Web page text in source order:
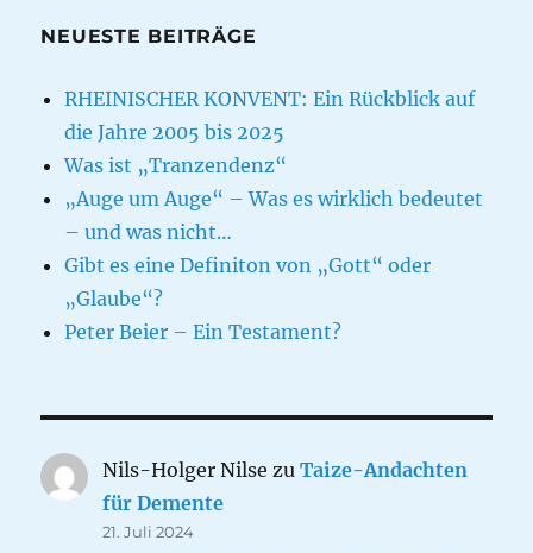
NEUESTE BEITRÄGE
RHEINISCHER KONVENT: Ein Rückblick auf
die Jahre 2005 bis 2025
Was ist „Tranzendenz“
„Auge um Auge“ – Was es wirklich bedeutet
– und was nicht…
Gibt es eine Definiton von „Gott“ oder
„Glaube“?
Peter Beier – Ein Testament?
Nils-Holger Nilse zuTaize-Andachten
für Demente
21. Juli 2024